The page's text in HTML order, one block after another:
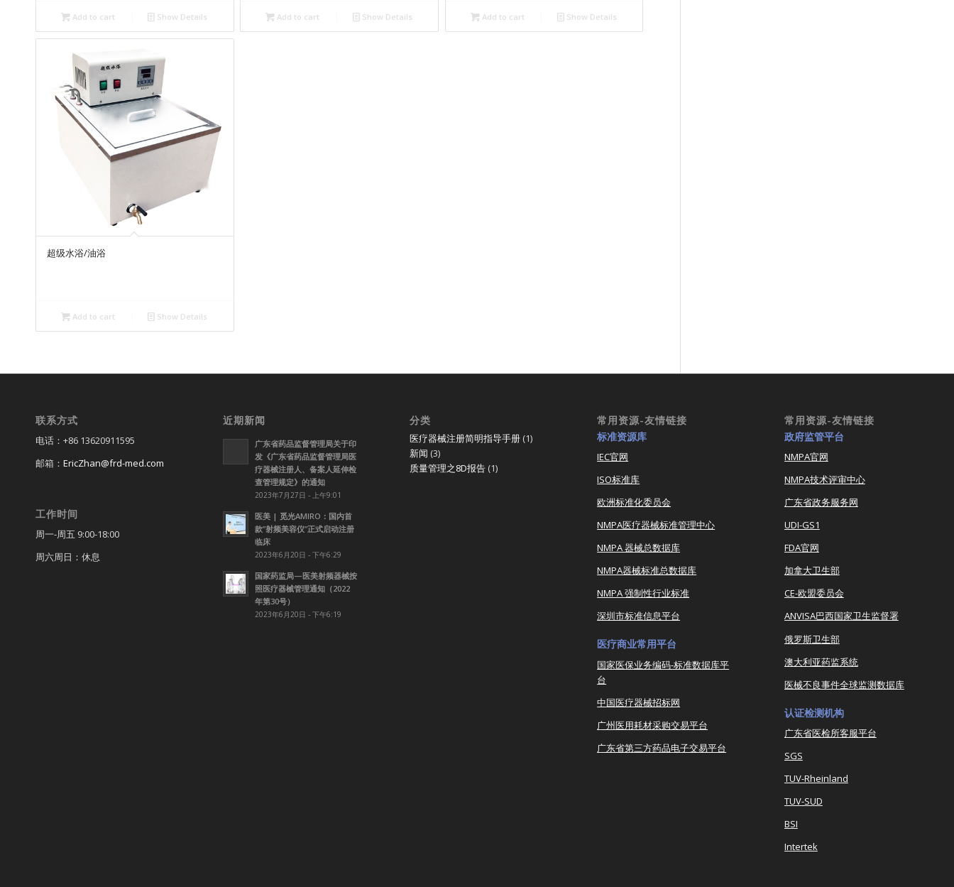
Add to cart Show Details Add to cart Show Details Add to cart Show Details
超级水浴/油浴
Add to cart Show Details
联系方式
电话：+86 13620911595
邮箱： EricZhan@frd-med.com
工作时间
周一-周五 9:00-18:00
周六周日：休息
近期新闻
广东省药品监督管理局关于印
发《广东省药品监督管理局医
疗器械注册人、备案人延伸检
查管理规定》的通知
2023年7月27日 - 上午9:01
医美 | 觅光AMIRO：国内首
款”射频美容仪”正式启动注册
临床
2023年6月20日 - 下午6:29
国家药监局—医美射频器械按
照医疗器械管理通知（2022
年第30号）
2023年6月20日 - 下午6:19
分类
医疗器械注册简明指导手册 (1)
新闻 (3)
质量管理之8D报告 (1)
常用资源-友情链接
标准资源库
IEC官网
ISO标准库
欧洲标准化委员会
NMPA医疗器械标准管理中心
NMPA 器械总数据库
NMPA器械标准总数据库
NMPA 强制性行业标准
深圳市标准信息平台
医疗商业常用平台
国家医保业务编码-标准数据库平
台
中国医疗器械招标网
广州医用耗材采购交易平台
广东省第三方药品电子交易平台
常用资源-友情链接
政府监管平台
NMPA官网
NMPA技术评审中心
广东省政务服务网
UDI-GS1
FDA官网
加拿大卫生部
CE-欧盟委员会
ANVISA巴西国家卫生监督署
俄罗斯卫生部
澳大利亚药监系统
医械不良事件全球监测数据库
认证检测机构
广东省医检所客服平台
SGS
TUV-Rheinland
TUV-SUD
BSI
Intertek